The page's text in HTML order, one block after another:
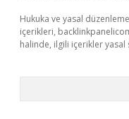
Hukuka ve yasal
içerikleri,
halinde, ilgili içerikler yasal